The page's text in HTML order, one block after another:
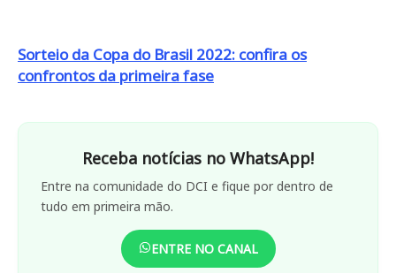
Sorteio da Copa do Brasil 2022: confira os
confrontos da primeira fase
Receba notícias no WhatsApp!
Entre na comunidade do DCI e fique por dentro de
tudo em primeira mão.
ENTRE NO CANAL